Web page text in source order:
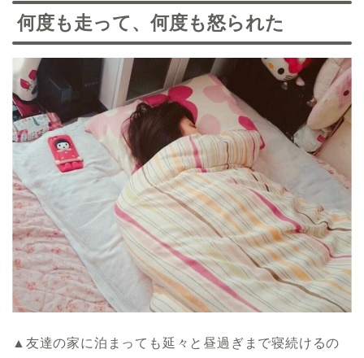
何度も走って、何度も怒られた
▲友達の家に泊まっても延々と昼過ぎまで寝続けるの